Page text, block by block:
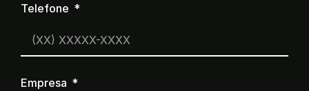
Telefone
Empresa